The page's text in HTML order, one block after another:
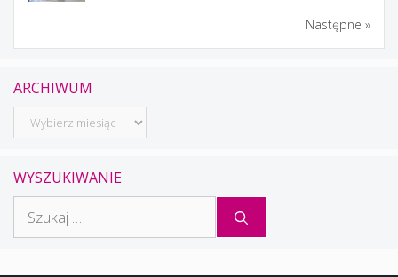
Następne »
ARCHIWUM
Archiwum
WYSZUKIWANIE